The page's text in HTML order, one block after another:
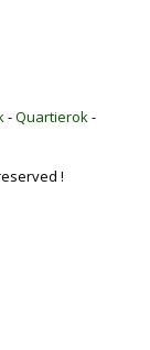
-Quartierok -
!